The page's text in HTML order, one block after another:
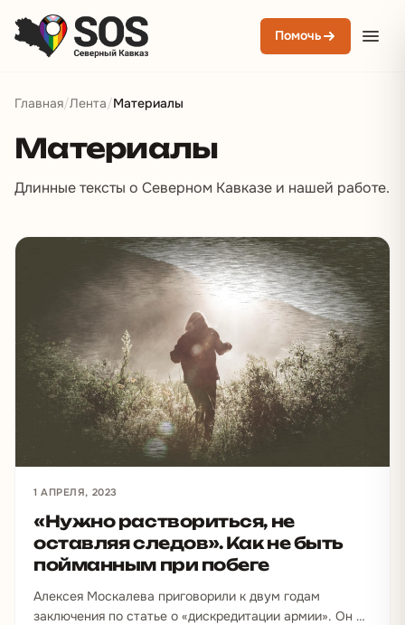
Помочь
Главная/Лента/Материалы
Материалы
Длинные тексты о Северном Кавказе и нашей работе.
1 АПРЕЛЯ, 2023
«Нужно раствориться, не
оставляя следов». Как не быть
пойманным при побеге
Алексея Москалева приговорили к двум годам
заключения по статье о «дискредитации армии». Он не